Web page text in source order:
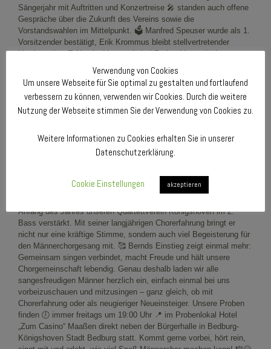
Verwendung von Cookies
Um unsere Webseite für Sie optimal zu gestalten und fortlaufend
verbessern zu können, verwenden wir Cookies. Durch die weitere
Nutzung der Webseite stimmen Sie der Verwendung von Cookies zu.
Weitere Informationen zu Cookies erhalten Sie in unserer
Datenschutzerklärung.
Cookie Einstellungen akzeptieren